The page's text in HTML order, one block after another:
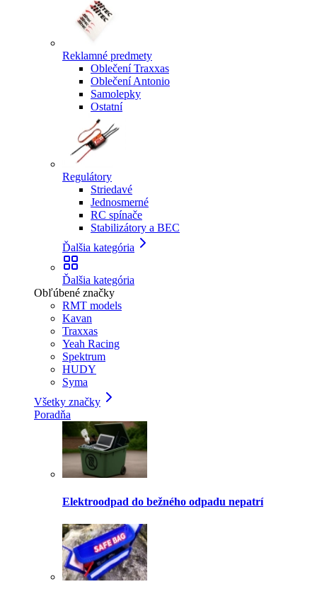
Reklamné predmety
Oblečení Traxxas
Oblečení Antonio
Samolepky
Ostatní
Regulátory
Striedavé
Jednosmerné
RC spínače
Stabilizátory a BEC
Ďalšia kategória
Ďalšia kategória
Obľúbené značky
RMT models
Kavan
Traxxas
Yeah Racing
Spektrum
HUDY
Syma
Všetky značky
Poradňa
Elektroodpad do bežného odpadu nepatrí